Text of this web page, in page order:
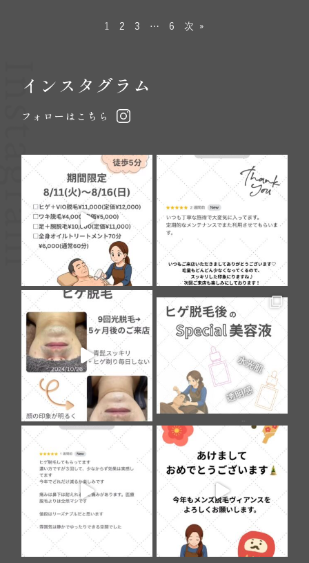
1 2 3 … 6 次 »
インスタグラム
フォローはこちら